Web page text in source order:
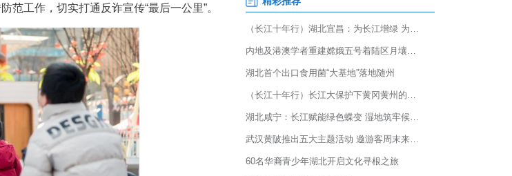
诈骗治理难题。当前，电信网络诈骗案件频发，针对老年
性不断增强。为筑牢全民反诈安全防线，辖区民警与志愿者利
群众身边的平安守护者”，深入社区网格、中小学校、银行网
盖的反诈宣传防范工作，切实打通反诈宣传“最后一公里”。